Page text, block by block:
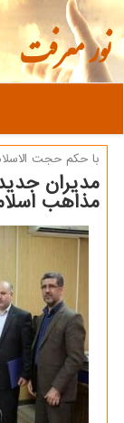
نور معرفت
با حكم حجت
مذاهب